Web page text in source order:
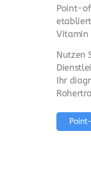
Point-
etabliert
Vitamin
Nutzen
Ihr